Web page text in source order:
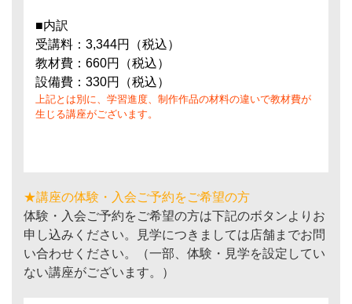
■内訳
受講料：3,344円（税込）
教材費：660円（税込）
設備費：330円（税込）
上記とは別に、学習進度、制作作品の材料の違いで教材費が
生じる講座がございます。
★講座の体験・入会ご予約をご希望の方
体験・入会ご予約をご希望の方は下記のボタンよりお
申し込みください。見学につきましては店舗までお問
い合わせください。（一部、体験・見学を設定してい
ない講座がございます。）